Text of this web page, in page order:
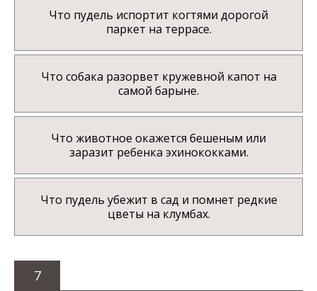
Что пудель испортит когтями дорогой
паркет на террасе.
Что собака разорвет кружевной капот на
самой барыне.
Что животное окажется бешеным или
заразит ребенка эхинококками.
Что пудель убежит в сад и помнет редкие
цветы на клумбах.
7